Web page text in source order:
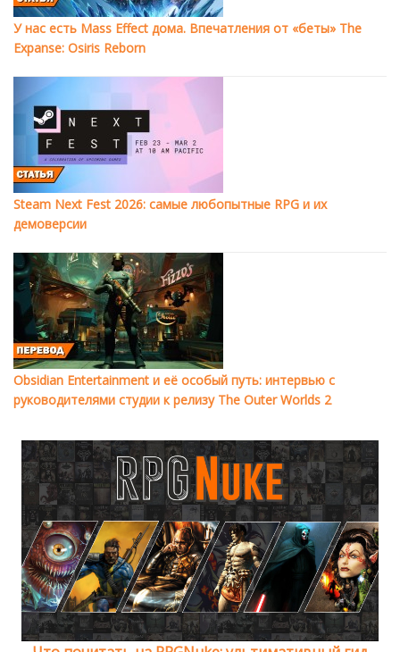
У нас есть Mass Effect дома. Впечатления от «беты» The
Expanse: Osiris Reborn
Steam Next Fest 2026: самые любопытные RPG и их
демоверсии
Obsidian Entertainment и её особый путь: интервью с
руководителями студии к релизу The Outer Worlds 2